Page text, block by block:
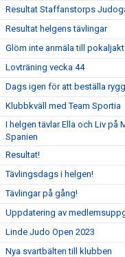
Resultat Staffanstorps
Resultat helgens tävlingar
Glöm inte anmäla till
Lovträning vecka 44
Dags igen för att beställa
Klubbkväll med Team Sportia
I helgen tävlar Ella och Liv på
Spanien
Resultat!
Tävlingsdags i helgen!
Tävlingar på gång!
Uppdatering av
Linde Judo Open 2023
Nya svartbälten till klubben